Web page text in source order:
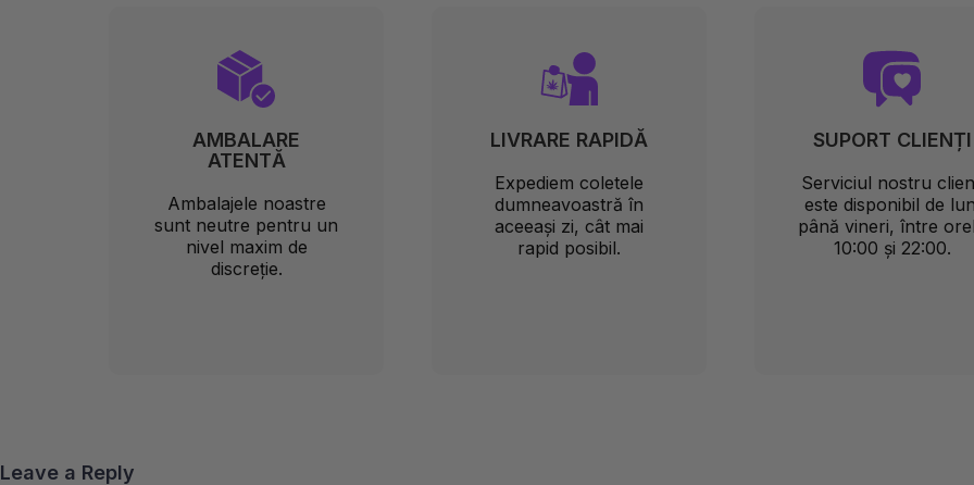
AMBALARE
ATENTĂ
Ambalajele noastre
sunt neutre pentru un
nivel maxim de
discreție.
LIVRARE RAPIDĂ
Expediem coletele
dumneavoastră în
aceeași zi, cât mai
rapid posibil.
SUPORT CLIENȚI
Serviciul nostru
este disponibil de
până vineri, între
10:00 și 22:00.
Leave a Reply